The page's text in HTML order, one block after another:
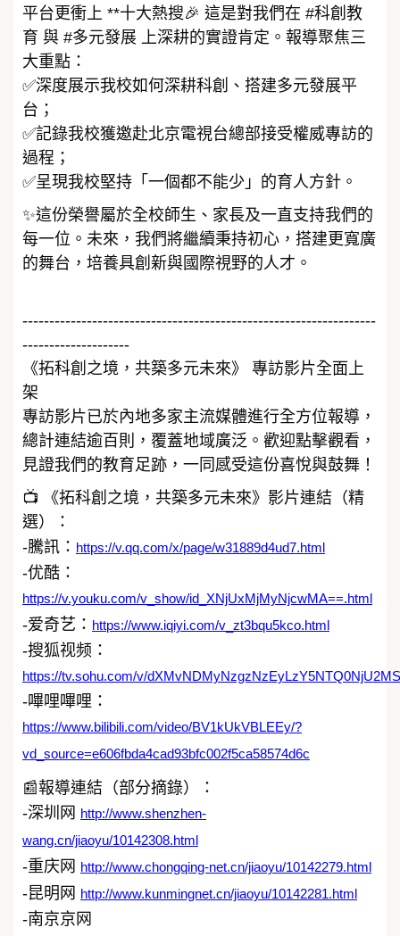
平台更衝上 **十大熱搜🎉 這是對我們在 #科創教
育 與 #多元發展 上深耕的實證肯定。報導聚焦三
大重點：
✅深度展示我校如何深耕科創、搭建多元發展平
台；
✅記錄我校獲邀赴北京電視台總部接受權威專訪的
過程；
✅呈現我校堅持「一個都不能少」的育人方針。
✨這份榮譽屬於全校師生、家長及一直支持我們的
每一位。未來，我們將繼續秉持初心，搭建更寬廣
的舞台，培養具創新與國際視野的人才。
------------------------------------------------------------------
--------------------
《拓科創之境，共築多元未來》 專訪影片全面上
架
專訪影片已於內地多家主流媒體進行全方位報導，
總計連結逾百則，覆蓋地域廣泛。歡迎點擊觀看，
見證我們的教育足跡，一同感受這份喜悅與鼓舞！
📺 《拓科創之境，共築多元未來》影片連結（精
選）：
-騰訊： https://v.qq.com/x/page/w31889d4ud7.html
-优酷：
https://v.youku.com/v_show/id_XNjUxMjMyNjcwMA==.html
-爱奇艺： https://www.iqiyi.com/v_zt3bqu5kco.html
-搜狐视频：
https://tv.sohu.com/v/
-嗶哩嗶哩：
https://www.bilibili.com/video/BV1kUkVBLEEy/?
vd_source=e606fbda4cad93bfc002f5ca58574d6c
📰報導連結（部分摘錄）：
-深圳网 http://www.shenzhen-
wang.cn/jiaoyu/10142308.html
-重庆网 http://www.chongqing-net.cn/jiaoyu/10142279.html
-昆明网 http://www.kunmingnet.cn/jiaoyu/10142281.html
-南京京网